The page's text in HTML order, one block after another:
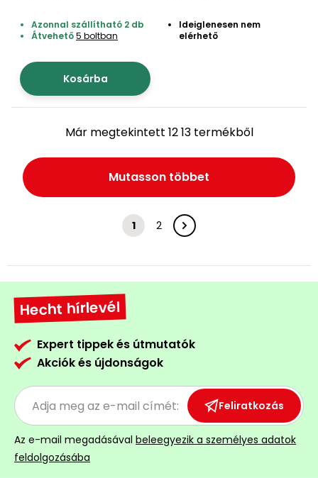
Azonnal szállítható 2 db
Átvehető5 boltban
Kosárba
Ideiglenesen nem
elérhető
Már megtekintett 12 13 termékből
Mutasson többet
1 2
Hecht hírlevél
Expert tippek és útmutatók
Akciók és újdonságok
Feliratkozás
Az e-mail megadásával beleegyezik a személyes adatok
feldolgozásába